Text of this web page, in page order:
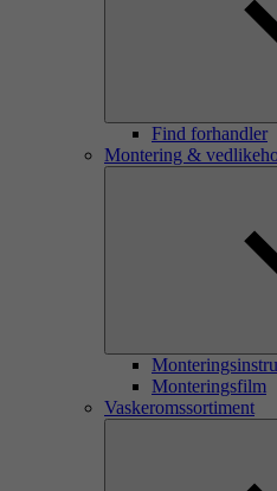
Find forhandler
Montering &
Monteringsfilm
Vaskeromssortiment